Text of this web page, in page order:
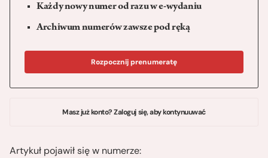
Każdy nowy numer od razu w e-wydaniu
Archiwum numerów zawsze pod ręką
Rozpocznij prenumeratę
Masz już konto? Zaloguj się, aby kontynuuwać
Artykuł pojawił się w numerze: